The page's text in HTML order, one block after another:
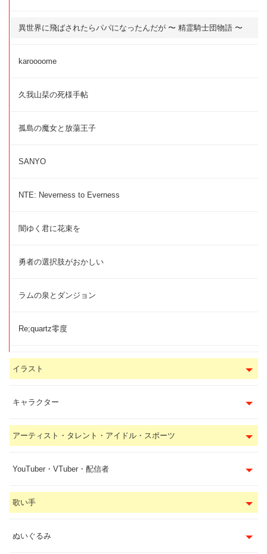
異世界に飛ばされたらパパになったんだが 〜 精霊騎士団物語 〜
karoooome
久我山栞の死様手帖
孤島の魔女と放蕩王子
SANYO
NTE: Neverness to Everness
闇ゆく君に花束を
勇者の選択肢がおかしい
ラムの泉とダンジョン
Re;quartz零度
イラスト
キャラクター
アーティスト・タレント・アイドル・スポーツ
YouTuber・VTuber・配信者
歌い手
ぬいぐるみ